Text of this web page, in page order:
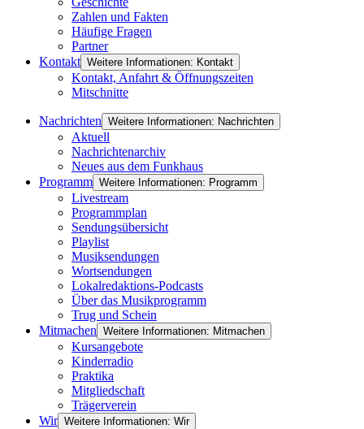
Zahlen und Fakten
Häufige Fragen
Partner
Kontakt Weitere Informationen: Kontakt
Kontakt, Anfahrt & Öffnungszeiten
Mitschnitte
Nachrichten Weitere Informationen: Nachrichten
Aktuell
Nachrichtenarchiv
Neues aus dem Funkhaus
Programm Weitere Informationen: Programm
Livestream
Programmplan
Sendungsübersicht
Playlist
Musiksendungen
Wortsendungen
Lokalredaktions-Podcasts
Über das Musikprogramm
Trug und Schein
Mitmachen Weitere Informationen: Mitmachen
Kursangebote
Kinderradio
Praktika
Mitgliedschaft
Trägerverein
Wir Weitere Informationen: Wir